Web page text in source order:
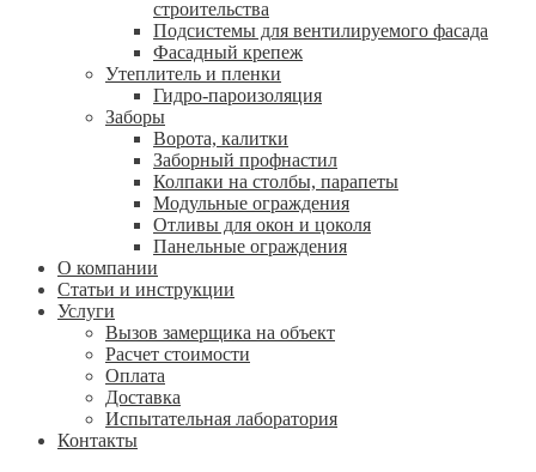
строительства
Подсистемы для вентилируемого фасада
Фасадный крепеж
Утеплитель и пленки
Гидро-пароизоляция
Заборы
Ворота, калитки
Заборный профнастил
Колпаки на столбы, парапеты
Модульные ограждения
Отливы для окон и цоколя
Панельные ограждения
О компании
Статьи и инструкции
Услуги
Вызов замерщика на объект
Расчет стоимости
Оплата
Доставка
Испытательная лаборатория
Контакты